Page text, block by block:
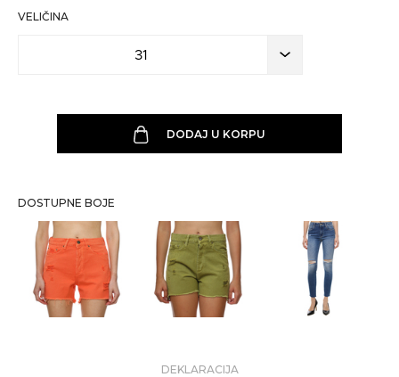
VELIČINA
31
DODAJ U KORPU
DOSTUPNE BOJE
DEKLARACIJA